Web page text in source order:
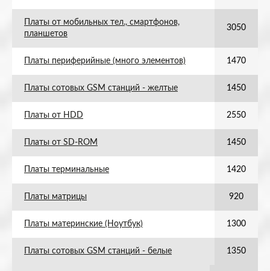
Платы от мобильных тел., смартфонов,
планшетов
3050
Платы периферийные (много элементов) 1470
Платы сотовых GSM станций - желтые 1450
Платы от HDD 2550
Платы от SD-ROM 1450
Платы терминальные 1420
Платы матрицы 920
Платы материнские (Ноутбук) 1300
Платы сотовых GSM станций - белые 1350